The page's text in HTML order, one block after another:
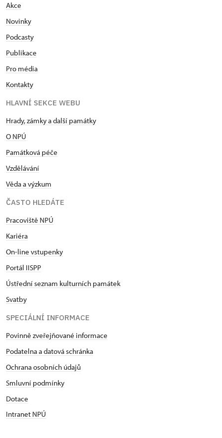
Akce
Novinky
Podcasty
Publikace
Pro média
Kontakty
HLAVNÍ SEKCE WEBU
Hrady, zámky a další památky
O NPÚ
Památková péče
Vzdělávání
Věda a výzkum
ČASTO HLEDÁTE
Pracoviště NPÚ
Kariéra
On-line vstupenky
Portál IISPP
Ústřední seznam kulturních památek
Svatby
SPECIÁLNÍ INFORMACE
Povinně zveřejňované informace
Podatelna a datová schránka
Ochrana osobních údajů
Smluvní podmínky
Dotace
Intranet NPÚ